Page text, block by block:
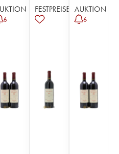
6
FESTPREISE AUKTION
6